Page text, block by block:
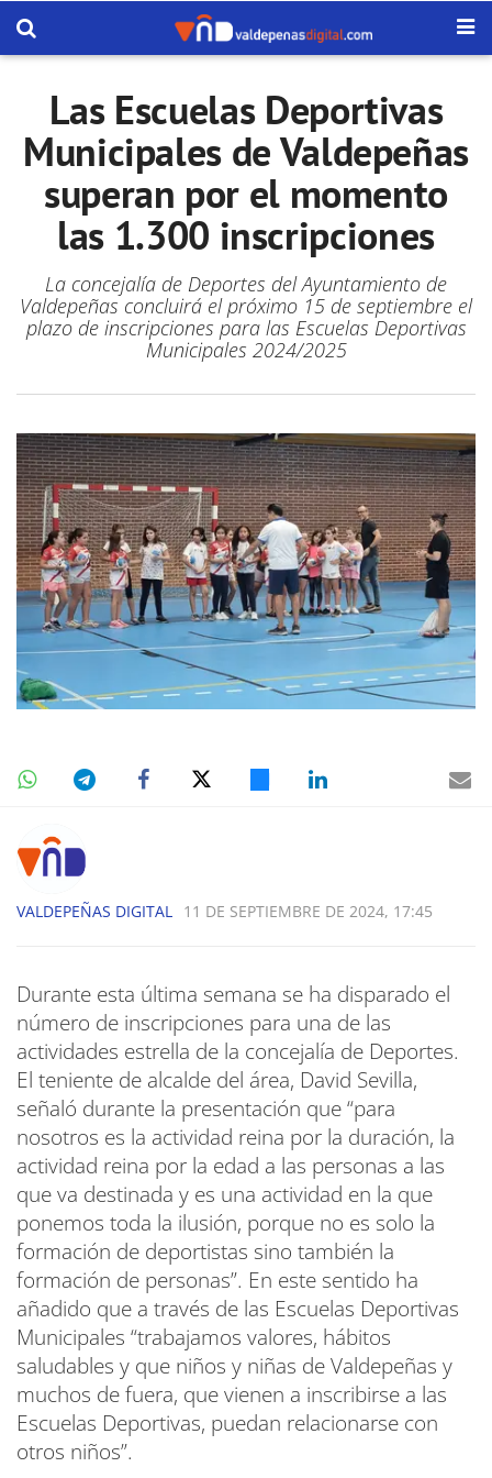
Las Escuelas Deportivas
Municipales de Valdepeñas
superan por el momento
las 1.300 inscripciones
La concejalía de Deportes del Ayuntamiento de
Valdepeñas concluirá el próximo 15 de septiembre el
plazo de inscripciones para las Escuelas Deportivas
Municipales 2024/2025
VALDEPEÑAS DIGITAL 11 DE SEPTIEMBRE DE 2024, 17:45
Durante esta última semana se ha disparado el
número de inscripciones para una de las
actividades estrella de la concejalía de Deportes.
El teniente de alcalde del área, David Sevilla,
señaló durante la presentación que “para
nosotros es la actividad reina por la duración, la
actividad reina por la edad a las personas a las
que va destinada y es una actividad en la que
ponemos toda la ilusión, porque no es solo la
formación de deportistas sino también la
formación de personas”. En este sentido ha
añadido que a través de las Escuelas Deportivas
Municipales “trabajamos valores, hábitos
saludables y que niños y niñas de Valdepeñas y
muchos de fuera, que vienen a inscribirse a las
Escuelas Deportivas, puedan relacionarse con
otros niños”.